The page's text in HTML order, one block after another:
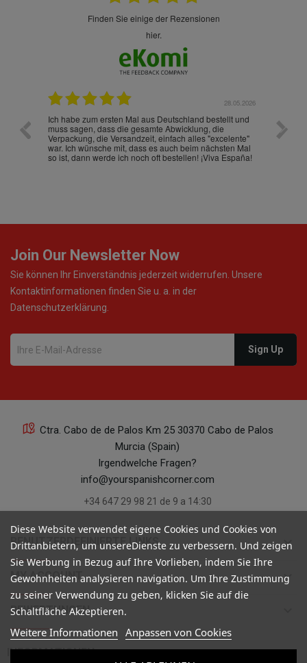
finden Sie einige der Rezensionen
hier.
28.05.2026
Ich habe zum ersten Mal aus Deutschland bestellt und
muss sagen, dass die gesamte Abwicklung, die
Verpackung, die Versandzeit, einfach alles "excelente"
war. Ich wünsche mit, dass es auch beim nächsten Mal
so ist, dann werde ich noch oft bestellen! ¡Viva España!
Die
gut
ist
Join Our Newsletter Now
Sie können Ihr Einverständnis jederzeit widerrufen. Unsere
Kontaktinformationen finden Sie u. a. in der
Datenschutzerklärung.
Ctra. Cabo de de Palos Km 25 30370 Cabo de Palos
Murcia (Spain)
Irgendwelche Fragen?
info@yourspanishcorner.com
+34 647 29 98 21 de 9 a 14:30
BENUTZERDEFINIERTE LINKS keyboard_arrow_down
MY ACCOUNT keyboard_arrow_down
BEWERTUNGEN
INFORMATIONEN 
Diese Website verwendet eigene Cookies und Cookies von
Drittanbietern, um unsereDienste zu verbessern. Und zeigen
Sie Werbung in Bezug auf Ihre Vorlieben, indem Sie Ihre
Gewohnheiten analysieren navigation. Um Ihre Zustimmung
zu seiner Verwendung zu geben, klicken Sie auf die
Schaltfläche Akzeptieren.
Weitere Informationen Anpassen von Cookies